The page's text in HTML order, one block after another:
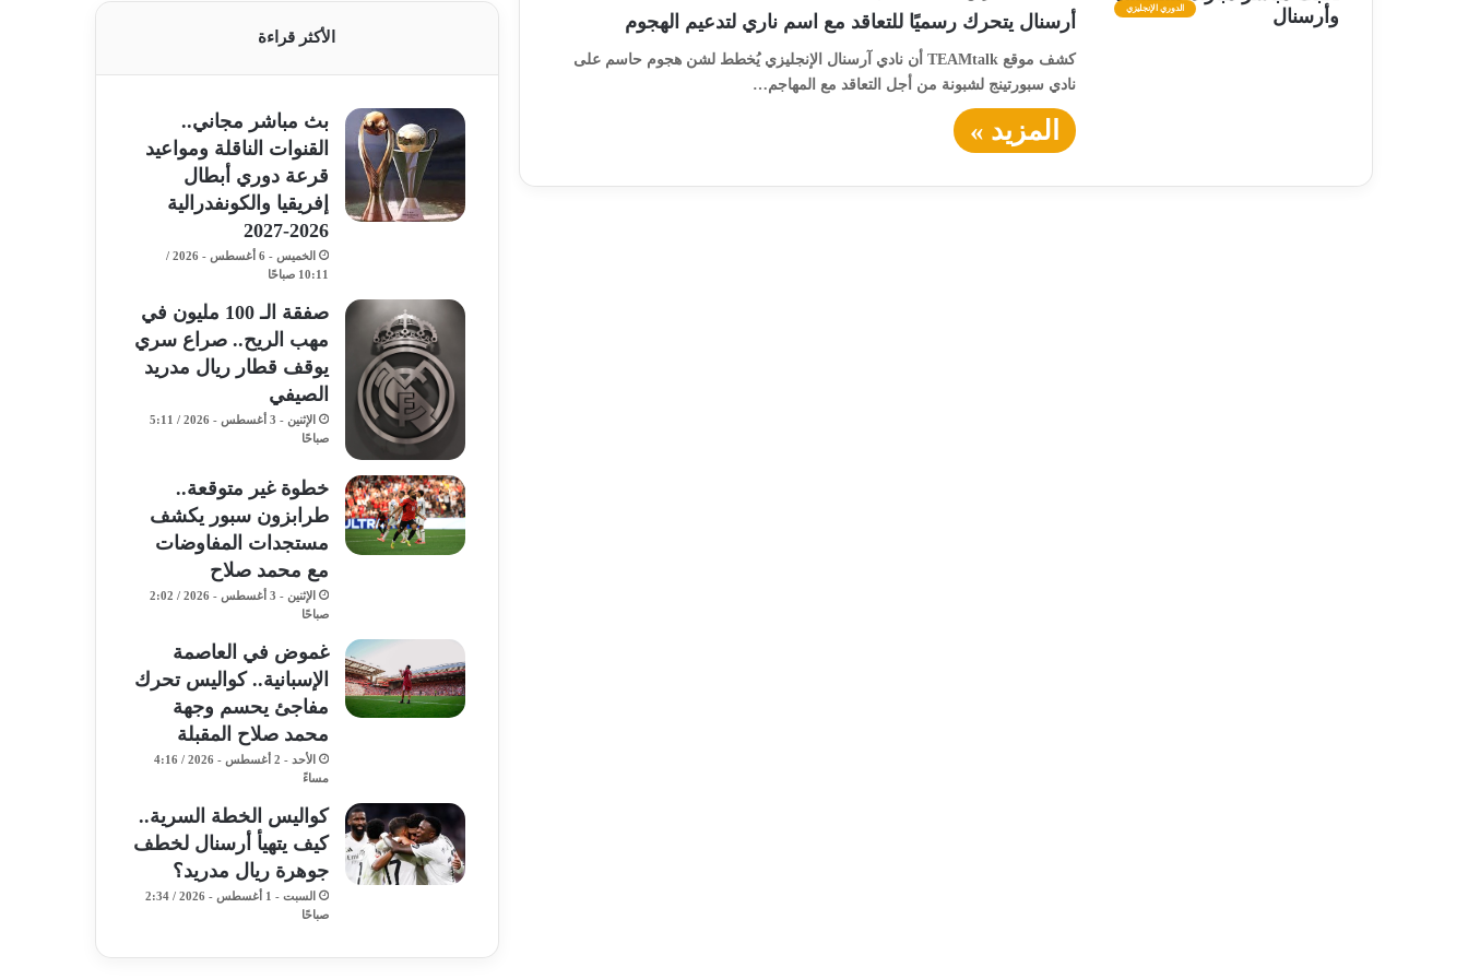
الدوري الإنجليزي
أرسنال يتحرك رسميًا للتعاقد مع اسم ناري لتدعيم الهجوم
كشف موقع TEAMtalk أن نادي آرسنال الإنجليزي يُخطط لشن هجوم حاسم على
نادي سبورتينج لشبونة من أجل التعاقد مع المهاجم…
المزيد »
الأكثر قراءة
بث مباشر مجاني..
القنوات الناقلة ومواعيد
قرعة دوري أبطال
إفريقيا والكونفدرالية
2026-2027
الخميس - 6 أغسطس - 2026 /
10:11 صباحًا
صفقة الـ 100 مليون في
مهب الريح.. صراع سري
يوقف قطار ريال مدريد
الصيفي
الإثنين - 3 أغسطس - 2026 / 5:11
صباحًا
خطوة غير متوقعة..
طرابزون سبور يكشف
مستجدات المفاوضات
مع محمد صلاح
الإثنين - 3 أغسطس - 2026 / 2:02
صباحًا
غموض في العاصمة
الإسبانية.. كواليس تحرك
مفاجئ يحسم وجهة
محمد صلاح المقبلة
الأحد - 2 أغسطس - 2026 / 4:16
مساءً
كواليس الخطة السرية..
كيف يتهيأ أرسنال لخطف
جوهرة ريال مدريد؟
السبت - 1 أغسطس - 2026 / 2:34
صباحًا